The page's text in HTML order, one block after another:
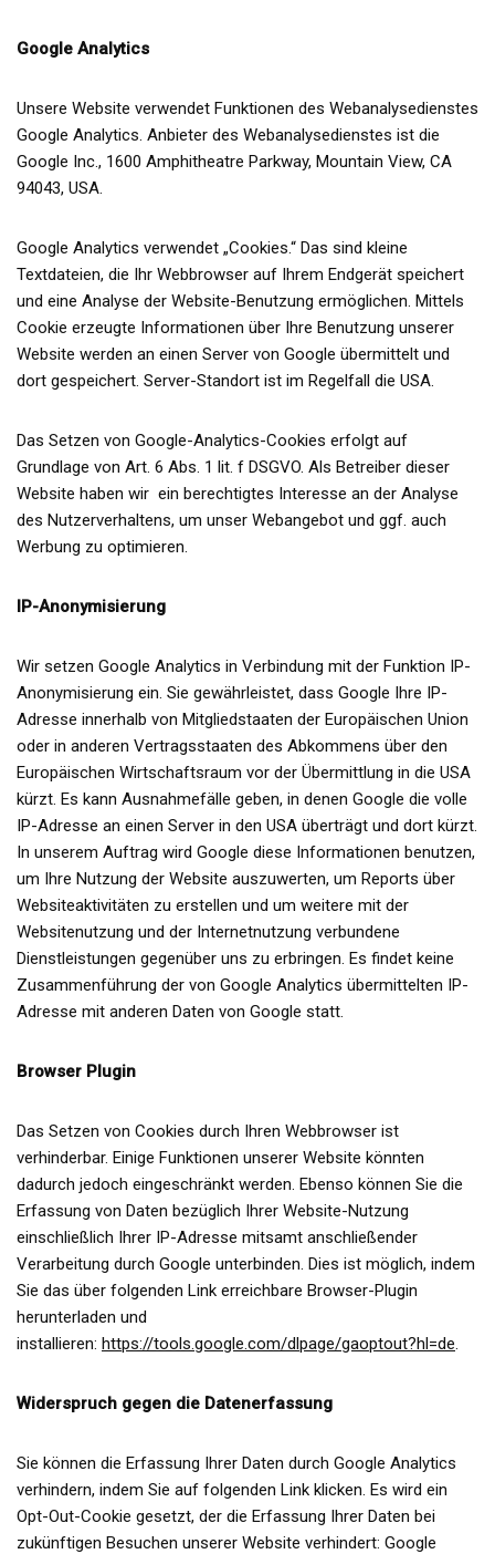
Google Analytics
Unsere Website verwendet Funktionen des Webanalysedienstes
Google Analytics. Anbieter des Webanalysedienstes ist die
Google Inc., 1600 Amphitheatre Parkway, Mountain View, CA
94043, USA.
Google Analytics verwendet „Cookies.“ Das sind kleine
Textdateien, die Ihr Webbrowser auf Ihrem Endgerät speichert
und eine Analyse der Website-Benutzung ermöglichen. Mittels
Cookie erzeugte Informationen über Ihre Benutzung unserer
Website werden an einen Server von Google übermittelt und
dort gespeichert. Server-Standort ist im Regelfall die USA.
Das Setzen von Google-Analytics-Cookies erfolgt auf
Grundlage von Art. 6 Abs. 1 lit. f DSGVO. Als Betreiber dieser
Website haben wir ein berechtigtes Interesse an der Analyse
des Nutzerverhaltens, um unser Webangebot und ggf. auch
Werbung zu optimieren.
IP-Anonymisierung
Wir setzen Google Analytics in Verbindung mit der Funktion IP-
Anonymisierung ein. Sie gewährleistet, dass Google Ihre IP-
Adresse innerhalb von Mitgliedstaaten der Europäischen Union
oder in anderen Vertragsstaaten des Abkommens über den
Europäischen Wirtschaftsraum vor der Übermittlung in die USA
kürzt. Es kann Ausnahmefälle geben, in denen Google die volle
IP-Adresse an einen Server in den USA überträgt und dort kürzt.
In unserem Auftrag wird Google diese Informationen benutzen,
um Ihre Nutzung der Website auszuwerten, um Reports über
Websiteaktivitäten zu erstellen und um weitere mit der
Websitenutzung und der Internetnutzung verbundene
Dienstleistungen gegenüber uns zu erbringen. Es findet keine
Zusammenführung der von Google Analytics übermittelten IP-
Adresse mit anderen Daten von Google statt.
Browser Plugin
Das Setzen von Cookies durch Ihren Webbrowser ist
verhinderbar. Einige Funktionen unserer Website könnten
dadurch jedoch eingeschränkt werden. Ebenso können Sie die
Erfassung von Daten bezüglich Ihrer Website-Nutzung
einschließlich Ihrer IP-Adresse mitsamt anschließender
Verarbeitung durch Google unterbinden. Dies ist möglich, indem
Sie das über folgenden Link erreichbare Browser-Plugin
herunterladen und
installieren: https://tools.google.com/dlpage/gaoptout?hl=de.
Widerspruch gegen die Datenerfassung
Sie können die Erfassung Ihrer Daten durch Google Analytics
verhindern, indem Sie auf folgenden Link klicken. Es wird ein
Opt-Out-Cookie gesetzt, der die Erfassung Ihrer Daten bei
zukünftigen Besuchen unserer Website verhindert: Google